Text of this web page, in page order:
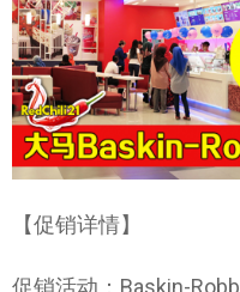
【促销详情】